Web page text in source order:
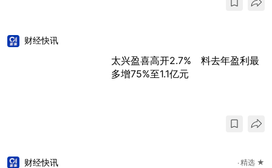
财经快讯
太兴盈喜高开2.7% 料去年盈利最
多增75%至1.1亿元
财经快讯 精选 ★